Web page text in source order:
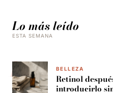
Lo más leído
ESTA SEMANA
BELLEZA
Retinol
introducirlo